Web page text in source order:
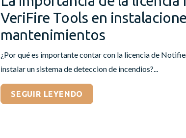
VeriFire Tools en
mantenimientos
¿Por qué es importante contar con la licencia de
instalar un sistema de deteccion de incendios?...
SEGUIR LEYENDO